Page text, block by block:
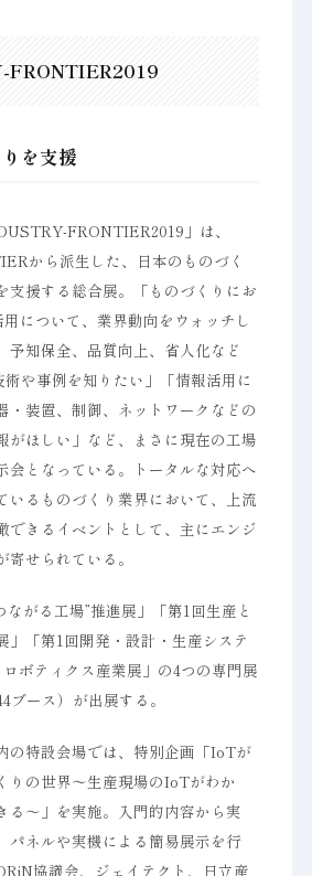
FRONTIER2019
を支援
FRONTIER2019」は、
から派生した、日本のものづく
支援する総合展。「ものづくりにお
について、業界動向をウォッチし
予知保全、品質向上、省人化など
や事例を知りたい」「情報活用に
・装置、制御、ネットワークなどの
がほしい」など、まさに現在の工場
会となっている。トータルな対応へ
いるものづくり業界において、上流
できるイベントとして、主にエンジ
せられている。
ながる工場”推進展」「第1回生産と
」「第1回開発・設計・生産システ
ボティクス産業展」の4つの専門展
ブース）が出展する。
の特設会場では、特別企画「IoTが
りの世界～生産現場のIoTがわか
る～」を実施。入門的内容から実
パネルや実機による簡易展示を行
協議会、ジェイテクト、日立産